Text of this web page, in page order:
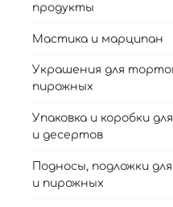
продукты
Мастика и марципан
Украшения для
пирожных
Упаковка и коробки
и десертов
Подносы, подложки
и пирожных